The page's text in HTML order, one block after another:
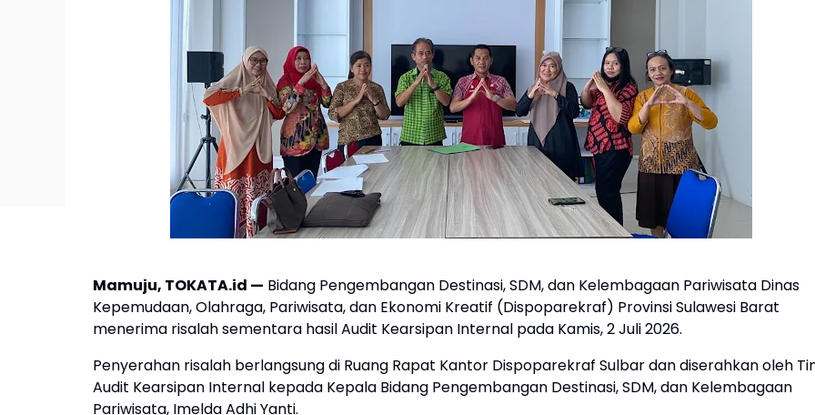
Mamuju, TOKATA.id — Bidang Pengembangan Destinasi, SDM, dan Kelembagaan Pariwisata Dinas
Kepemudaan, Olahraga, Pariwisata, dan Ekonomi Kreatif (Dispoparekraf) Provinsi Sulawesi Barat
menerima risalah sementara hasil Audit Kearsipan Internal pada Kamis, 2 Juli 2026.
Penyerahan risalah berlangsung di Ruang Rapat Kantor Dispoparekraf Sulbar dan diserahkan oleh
Audit Kearsipan Internal kepada Kepala Bidang Pengembangan Destinasi, SDM, dan Kelembagaan
Pariwisata, Imelda Adhi Yanti.